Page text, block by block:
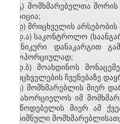
გ) მომხმარებელთა
პოზიცია;
დ) მრიცხველის არსებობის
დ.ა) საკონტროლო
ტექნიკური დანაკარგით
პროპორციულად;
დ.ბ) მოახდინოს
მრიცხველების ჩვენებაზე
ე) მომხმარებლის მიერ
განახორციელოს იმ
მიმწოდებელის მიერ ამ
აღნიშნული